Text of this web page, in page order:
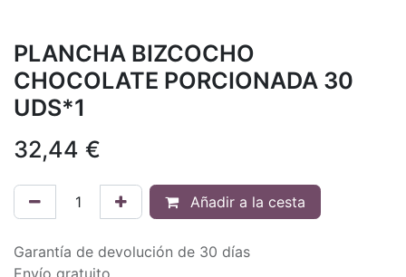
PLANCHA BIZCOCHO
CHOCOLATE PORCIONADA 30
UDS*1
32,44 €
Añadir a la cesta
Garantía de devolución de 30 días
Envío gratuito.